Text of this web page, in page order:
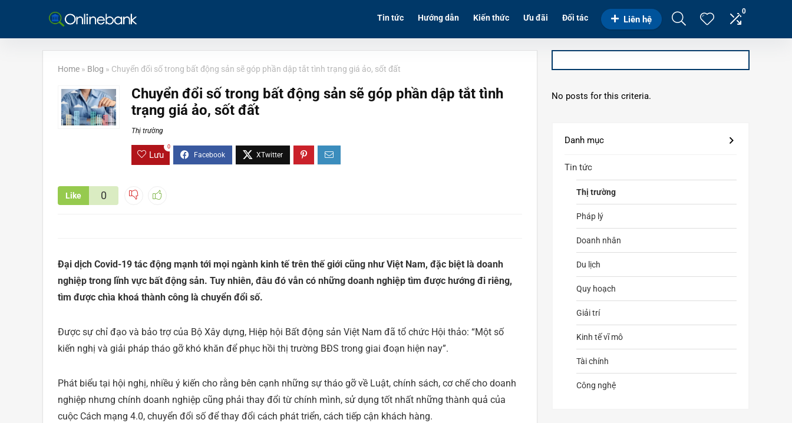
Tin tức Hướng dẫn Kiến thức Ưu đãi Đối tác Liên hệ
0
Home » Blog » Chuyển đổi số trong bất động sản sẽ góp phần dập tắt tình trạng giá ảo, sốt đất
Chuyển đổi số trong bất động sản sẽ góp phần dập tắt tình
trạng giá ảo, sốt đất
Thị trường
Lưu
0
Like 0
Đại dịch Covid-19 tác động mạnh tới mọi ngành kinh tế trên thế giới cũng như Việt Nam, đặc biệt là doanh
nghiệp trong lĩnh vực bất động sản. Tuy nhiên, đâu đó vẫn có những doanh nghiệp tìm được hướng đi riêng,
tìm được chìa khoá thành công là chuyển đổi số.
Được sự chỉ đạo và bảo trợ của Bộ Xây dựng, Hiệp hội Bất động sản Việt Nam đã tổ chức Hội thảo: “Một số
kiến nghị và giải pháp tháo gỡ khó khăn để phục hồi thị trường BĐS trong giai đoạn hiện nay”.
Phát biểu tại hội nghị, nhiều ý kiến cho rằng bên cạnh những sự tháo gỡ về Luật, chính sách, cơ chế cho doanh
nghiệp nhưng chính doanh nghiệp cũng phải thay đổi từ chính mình, sử dụng tốt nhất những thành quả của
cuộc Cách mạng 4.0, chuyển đổi số để thay đổi cách phát triển, cách tiếp cận khách hàng.
No posts for this criteria.
Danh mục
Tin tức
Thị trường
Pháp lý
Doanh nhân
Du lịch
Quy hoạch
Giải trí
Kinh tế vĩ mô
Tài chính
Công nghệ